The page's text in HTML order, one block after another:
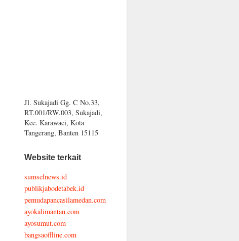
Jl. Sukajadi Gg. C No.33,
RT.001/RW.003, Sukajadi,
Kec. Karawaci, Kota
Tangerang, Banten 15115
Website terkait
sumselnews.id
publikjabodetabek.id
pemudapancasilamedan.com
ayokalimantan.com
ayosumut.com
bangsaoffline.com